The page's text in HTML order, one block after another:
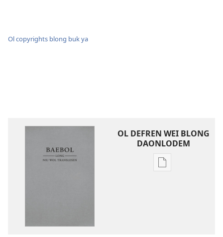
Ol copyrights blong buk ya
OL DEFREN WEI BLONG
DAONLODEM
Ol